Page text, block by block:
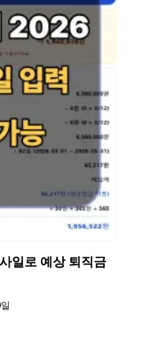
일로 예상 퇴직금